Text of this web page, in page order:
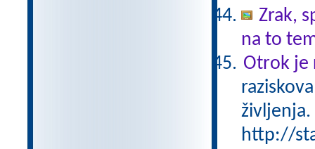
Zrak,
na to
Otrok je
življenja.
http://